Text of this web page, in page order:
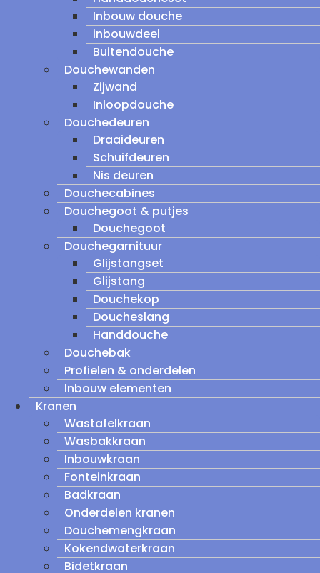
Inbouw douche
inbouwdeel
Buitendouche
Douchewanden
Zijwand
Inloopdouche
Douchedeuren
Draaideuren
Schuifdeuren
Nis deuren
Douchecabines
Douchegoot & putjes
Douchegoot
Douchegarnituur
Glijstangset
Glijstang
Douchekop
Doucheslang
Handdouche
Douchebak
Profielen & onderdelen
Inbouw elementen
Kranen
Wastafelkraan
Wasbakkraan
Inbouwkraan
Fonteinkraan
Badkraan
Onderdelen kranen
Douchemengkraan
Kokendwaterkraan
Bidetkraan